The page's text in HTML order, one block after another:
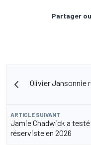
Partager
Olivier Jansonnie
ARTICLE SUIVANT
Jamie Chadwick a testé
réserviste en 2026